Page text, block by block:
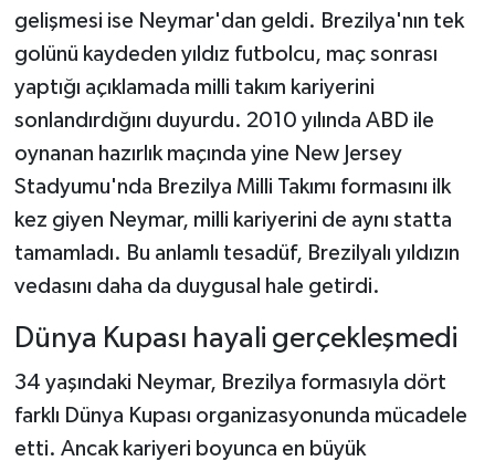
gelişmesi ise Neymar'dan geldi. Brezilya'nın tek
golünü kaydeden yıldız futbolcu, maç sonrası
yaptığı açıklamada milli takım kariyerini
sonlandırdığını duyurdu. 2010 yılında ABD ile
oynanan hazırlık maçında yine New Jersey
Stadyumu'nda Brezilya Milli Takımı formasını ilk
kez giyen Neymar, milli kariyerini de aynı statta
tamamladı. Bu anlamlı tesadüf, Brezilyalı yıldızın
vedasını daha da duygusal hale getirdi.
Dünya Kupası hayali gerçekleşmedi
34 yaşındaki Neymar, Brezilya formasıyla dört
farklı Dünya Kupası organizasyonunda mücadele
etti. Ancak kariyeri boyunca en büyük